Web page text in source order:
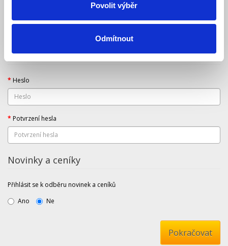
Povolit výběr
Odmítnout
Vaše heslo
Heslo
Potvrzení hesla
Novinky a ceníky
Přihlásit se k odběru novinek a ceníků
Ano
Ne